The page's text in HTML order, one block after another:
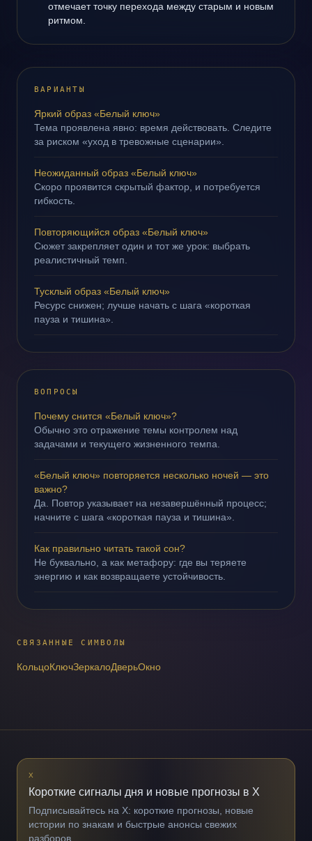
отмечает точку перехода между старым и новым
ритмом.
ВАРИАНТЫ
Яркий образ «Белый ключ»
Тема проявлена явно: время действовать. Следите
за риском «уход в тревожные сценарии».
Неожиданный образ «Белый ключ»
Скоро проявится скрытый фактор, и потребуется
гибкость.
Повторяющийся образ «Белый ключ»
Сюжет закрепляет один и тот же урок: выбрать
реалистичный темп.
Тусклый образ «Белый ключ»
Ресурс снижен; лучше начать с шага «короткая
пауза и тишина».
ВОПРОСЫ
Почему снится «Белый ключ»?
Обычно это отражение темы контролем над
задачами и текущего жизненного темпа.
«Белый ключ» повторяется несколько ночей — это
важно?
Да. Повтор указывает на незавершённый процесс;
начните с шага «короткая пауза и тишина».
Как правильно читать такой сон?
Не буквально, а как метафору: где вы теряете
энергию и как возвращаете устойчивость.
СВЯЗАННЫЕ СИМВОЛЫ
КольцоКлючЗеркалоДверьОкно
X
Короткие сигналы дня и новые прогнозы в X
Подписывайтесь на X: короткие прогнозы, новые
истории по знакам и быстрые анонсы свежих
разборов.